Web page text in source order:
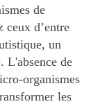
de
ceux d’entre
un
L'absence de
organismes
les